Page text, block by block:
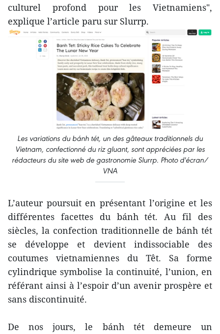
culturel profond pour les Vietnamiens",
explique l’article paru sur Slurrp.
Les variations du bánh tét, un des gâteaux traditionnels du
Vietnam, confectionné du riz gluant, sont appréciées par les
rédacteurs du site web de gastronomie Slurrp. Photo d'écran/
VNA
L’auteur poursuit en présentant l’origine et les
différentes facettes du bánh tét. Au fil des
siècles, la confection traditionnelle de bánh tét
se développe et devient indissociable des
coutumes vietnamiennes du Têt. Sa forme
cylindrique symbolise la continuité, l’union, en
référant ainsi à l’espoir d’un avenir prospère et
sans discontinuité.
De nos jours, le bánh tét demeure un